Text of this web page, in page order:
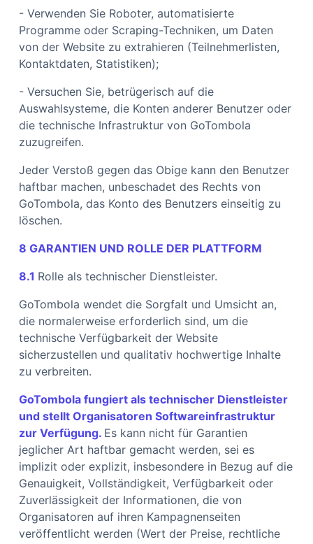
- Verwenden Sie Roboter, automatisierte
Programme oder Scraping-Techniken, um Daten
von der Website zu extrahieren (Teilnehmerlisten,
Kontaktdaten, Statistiken);
- Versuchen Sie, betrügerisch auf die
Auswahlsysteme, die Konten anderer Benutzer oder
die technische Infrastruktur von GoTombola
zuzugreifen.
Jeder Verstoß gegen das Obige kann den Benutzer
haftbar machen, unbeschadet des Rechts von
GoTombola, das Konto des Benutzers einseitig zu
löschen.
8 GARANTIEN UND ROLLE DER PLATTFORM
8.1 Rolle als technischer Dienstleister.
GoTombola wendet die Sorgfalt und Umsicht an,
die normalerweise erforderlich sind, um die
technische Verfügbarkeit der Website
sicherzustellen und qualitativ hochwertige Inhalte
zu verbreiten.
GoTombola fungiert als technischer Dienstleister
und stellt Organisatoren Softwareinfrastruktur
zur Verfügung. Es kann nicht für Garantien
jeglicher Art haftbar gemacht werden, sei es
implizit oder explizit, insbesondere in Bezug auf die
Genauigkeit, Vollständigkeit, Verfügbarkeit oder
Zuverlässigkeit der Informationen, die von
Organisatoren auf ihren Kampagnenseiten
veröffentlicht werden (Wert der Preise, rechtliche